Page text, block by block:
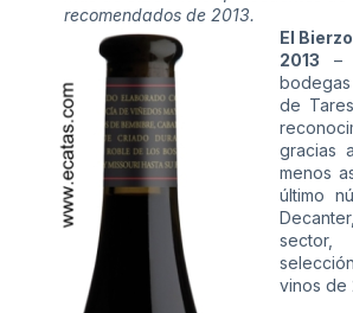
recomendados de 2013.
El
2013 –
de
gracias
menos
último
sector,
vinos de